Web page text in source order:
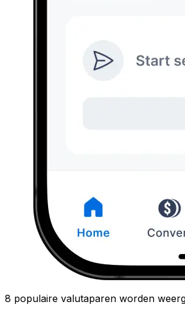
8 populaire valutaparen worden